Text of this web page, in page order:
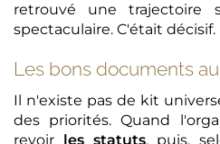
retrouvé une trajectoire
spectaculaire. C'était décisif.
Les bons documents
Il n'existe pas de kit
des priorités. Quand
revoir les statuts, puis,